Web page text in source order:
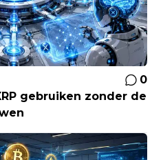
0
gebruiken zonder de